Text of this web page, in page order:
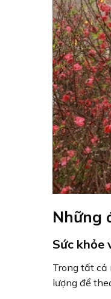
Những
Sức khỏe
Trong tất cả
lượng để